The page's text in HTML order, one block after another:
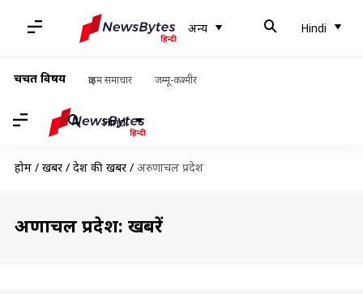
अन्य Hindi
चर्चित विषय क्राइम समाचार जम्मू-कश्मीर
Hindi
होम / खबरें / देश की खबरें / अरुणाचल प्रदेश
अरुणाचल प्रदेश: खबरें